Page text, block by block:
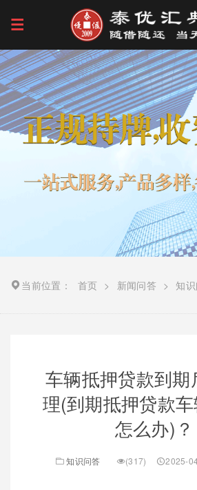
当前位置： 首页 > 新闻问答 > 知
车辆抵押贷款到期
理(到期抵押贷款
怎么办)？
知识问答 (317) 2025-